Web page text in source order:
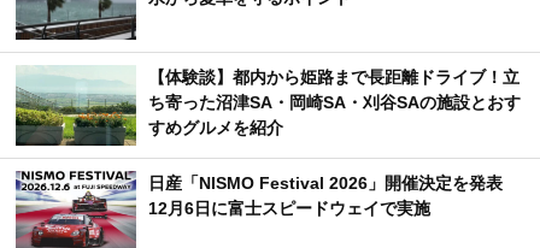
【体験談】都内から姫路まで長距離ドライブ！立
ち寄った沼津SA・岡崎SA・刈谷SAの施設とおす
すめグルメを紹介
日産「NISMO Festival 2026」開催決定を発表
12月6日に富士スピードウェイで実施